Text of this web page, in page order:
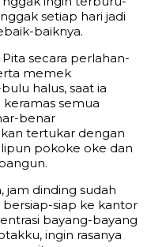
setiap hari jadi
baiknya.
secara perlahan-
memek
halus, saat ia
semua
benar
tertukar dengan
pokoke oke dan
jam dinding sudah
siap ke kantor
bayang-bayang
ingin rasanya